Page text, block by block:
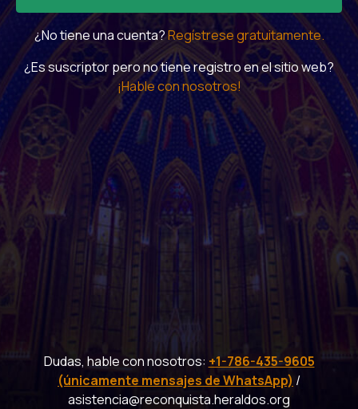
¿No tiene una cuenta?Regístrese gratuitamente.
¿Es suscriptor pero no tiene registro en el sitio web?
¡Hable con nosotros!
Dudas, hable con nosotros: +1-786-435-9605
(únicamente mensajes de WhatsApp) /
asistencia@reconquista.heraldos.org